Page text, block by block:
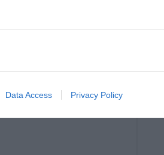
Data Access Privacy Policy